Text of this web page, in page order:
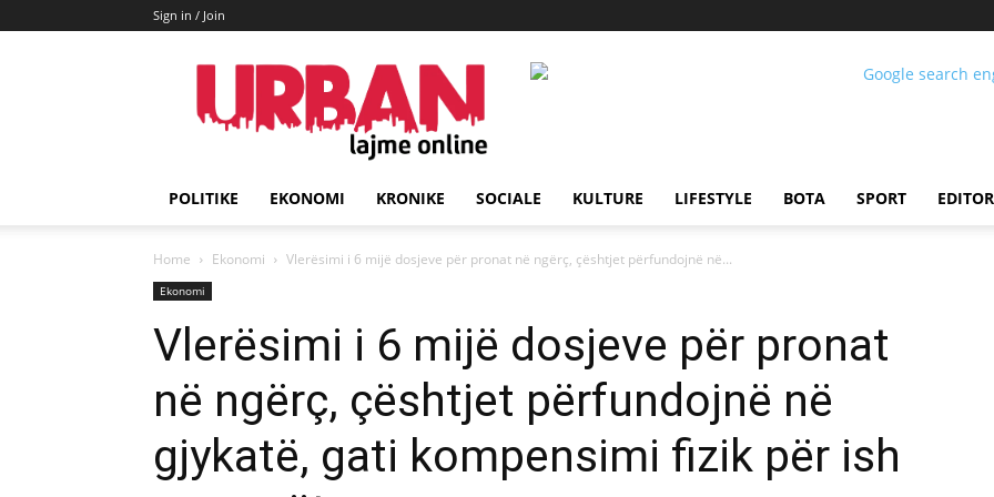
Sign in / Join
URBAN
Lajme
POLITIKE EKONOMI KRONIKE SOCIALE KULTURE LIFESTYLE BOTA SPORT
Home Ekonomi Vlerësimi i 6 mijë dosjeve për pronat në ngërç, çështjet përfundojnë në...
Ekonomi
Vlerësimi i 6 mijë dosjeve për pronat
në ngërç, çështjet përfundojnë në
gjykatë, gati kompensimi fizik për ish